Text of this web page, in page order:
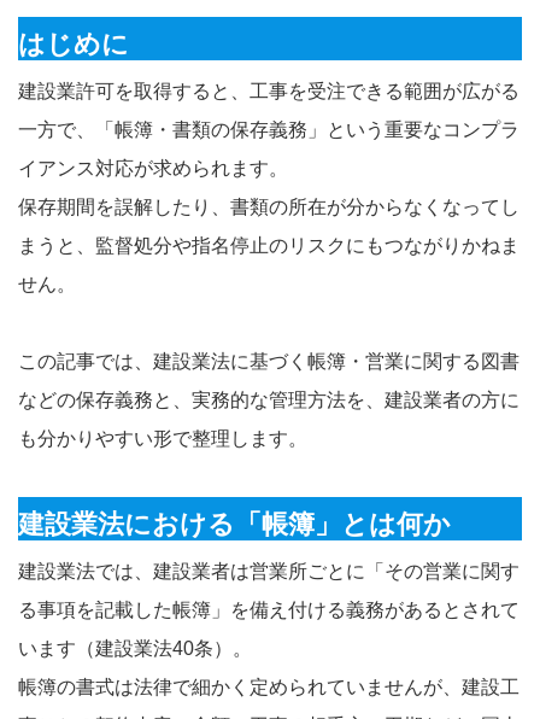
はじめに
建設業許可を取得すると、工事を受注できる範囲が広がる
一方で、「帳簿・書類の保存義務」という重要なコンプラ
イアンス対応が求められます。
保存期間を誤解したり、書類の所在が分からなくなってし
まうと、監督処分や指名停止のリスクにもつながりかねま
せん。
この記事では、建設業法に基づく帳簿・営業に関する図書
などの保存義務と、実務的な管理方法を、建設業者の方に
も分かりやすい形で整理します。
建設業法における「帳簿」とは何か
建設業法では、建設業者は営業所ごとに「その営業に関す
る事項を記載した帳簿」を備え付ける義務があるとされて
います（建設業法40条）。
帳簿の書式は法律で細かく定められていませんが、建設工